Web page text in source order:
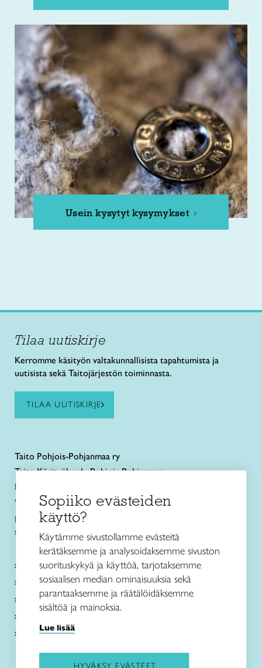
Usein kysytyt kysymykset
Tilaa uutiskirje
Kerromme käsityön valtakunnallisista tapahtumista ja
uutisista sekä Taitojärjestön toiminnasta.
TILAA UUTISKIRJE
Taito Pohjois-Pohjanmaa ry
Taito Käsityökoulu Pohjois-Pohjanmaa
Rautatienkatu 11 B
90100 Oulu
puh. 040 352 2082
toimisto@taitopohjoispohjanmaa.fi
Tietoa meistä
Palvelut
Ajankohtaista
Taito Shop Oulu
Yhteystiedot
Sopiiko evästeiden
käyttö?
Käytämme sivustollamme evästeitä
kerätäksemme ja analysoidaksemme sivuston
suorituskykyä ja käyttöä, tarjotaksemme
sosiaalisen median ominaisuuksia sekä
parantaaksemme ja räätälöidäksemme
sisältöä ja mainoksia.
Lue lisää
HYVÄKSY EVÄSTEET